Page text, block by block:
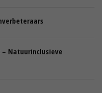
Natuurinclusieve